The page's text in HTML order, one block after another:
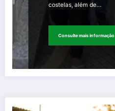
costelas, além de…
Consulte mais informação